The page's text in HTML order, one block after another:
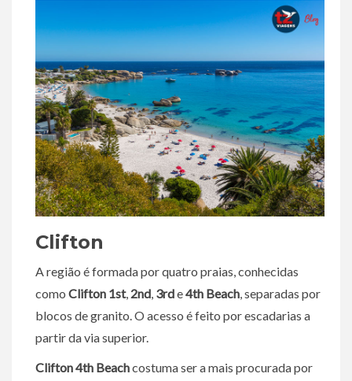
Clifton
A região é formada por quatro praias, conhecidas
como Clifton 1st, 2nd, 3rde4th Beach, separadas por
blocos de granito. O acesso é feito por escadarias a
partir da via superior.
Clifton 4th Beachcostuma ser a mais procurada por